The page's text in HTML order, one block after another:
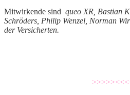
Mitwirkende sind queo XR, Bastian
Schröders, Philip Wenzel, Norman
der Versicherten.